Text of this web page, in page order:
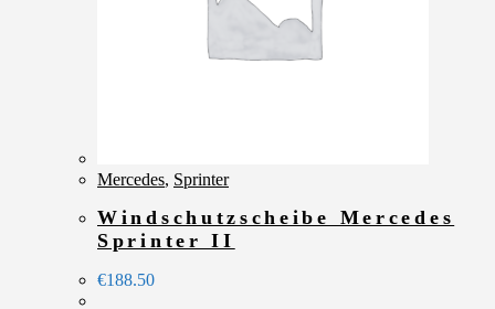
Mercedes, Sprinter
Windschutzscheibe Mercedes
Sprinter II
€188.50